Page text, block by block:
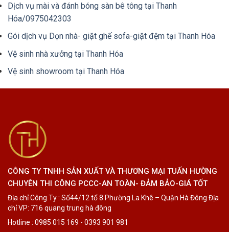
Dịch vụ mài và đánh bóng sàn bê tông tại Thanh
Hóa/0975042303
Gói dịch vụ Dọn nhà- giặt ghế sofa-giặt đệm tại Thanh Hóa
Vệ sinh nhà xưởng tại Thanh Hóa
Vệ sinh showroom tại Thanh Hóa
CÔNG TY TNHH SẢN XUẤT VÀ THƯƠNG MẠI TUẤN HƯỜNG
CHUYÊN THI CÔNG PCCC-AN TOÀN- ĐẢM BẢO-GIÁ TỐT
Địa chỉ Công Ty : Số44/12 tổ 8 Phường La Khê – Quận Hà Đông Địa
chỉ VP: 716 quang trung hà đông
Hotline : 0985 015 169 - 0393 901 981